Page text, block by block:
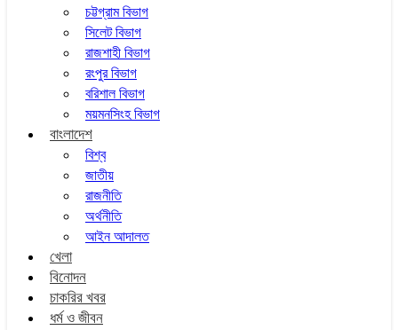
চট্টগ্রাম বিভাগ
সিলেট বিভাগ
রাজশাহী বিভাগ
রংপুর বিভাগ
বরিশাল বিভাগ
ময়মনসিংহ বিভাগ
বাংলাদেশ
বিশ্ব
জাতীয়
রাজনীতি
অর্থনীতি
আইন আদালত
খেলা
বিনোদন
চাকরির খবর
ধর্ম ও জীবন